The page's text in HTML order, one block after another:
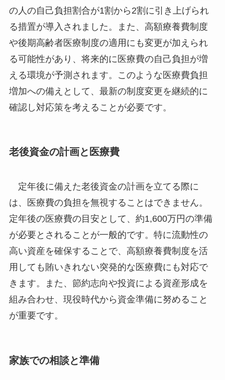
の人の自己負担割合が1割から2割に引き上げられ
る措置が導入されました。また、高額療養費制度
や後期高齢者医療制度の適用にも変更が加えられ
る可能性があり、将来的に医療費の自己負担が増
える環境が予測されます。このような医療費負担
増加への備えとして、最新の制度変更を継続的に
確認し対応策を考えることが必要です。
老後資金の計画と医療費
定年後に備えた老後資金の計画を立てる際に
は、医療費の負担を無視することはできません。
定年後の医療費の目安として、約1,600万円の準備
が必要とされることが一般的です。特に流動性の
高い資産を確保することで、高額療養費制度を活
用しても賄いきれない突発的な医療費にも対応で
きます。また、節約志向や投資による資産形成を
組み合わせ、現役時代から資金準備に努めること
が重要です。
家族での相談と準備